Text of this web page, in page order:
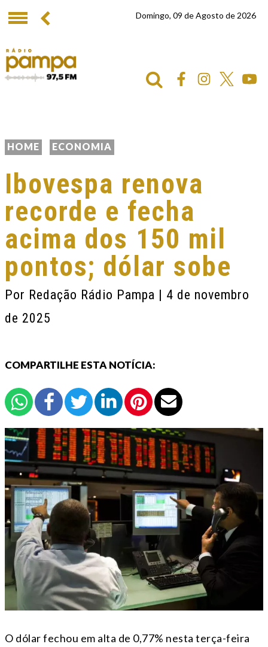
Domingo, 09 de Agosto de 2026
HOME ECONOMIA
Ibovespa renova
recorde e fecha
acima dos 150 mil
pontos; dólar sobe
Por Redação Rádio Pampa | 4 de novembro
de 2025
COMPARTILHE ESTA NOTÍCIA:
O dólar fechou em alta de 0,77% nesta terça-feira